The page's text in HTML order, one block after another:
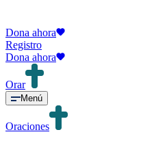
Dona ahora
Registro
Dona ahora
Orar
Menú
Oraciones